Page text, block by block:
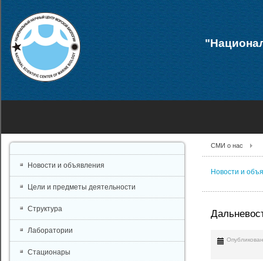
СМИ о нас
Новости и
Новости и объявления
Цели и предметы деятельности
Структура
Лаборатории
Стационары